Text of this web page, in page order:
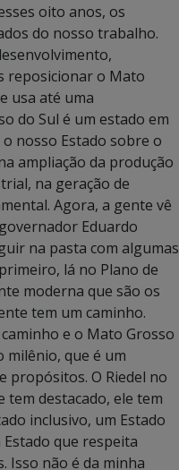
oito anos, os
do nosso trabalho.
reposicionar o Mato
usa até uma
do Sul é um estado em
nosso Estado sobre o
ampliação da produção
na geração de
Agora, a gente vê
Eduardo
na pasta com algumas
lá no Plano de
moderna que são os
tem um caminho.
e o Mato Grosso
milênio, que é um
propósitos. O Riedel no
tem destacado, ele tem
inclusivo, um Estado
que respeita
Isso não é da minha